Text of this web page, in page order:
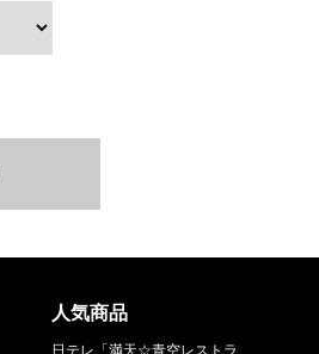
人気商品
日テレ「満天☆青空レストラ